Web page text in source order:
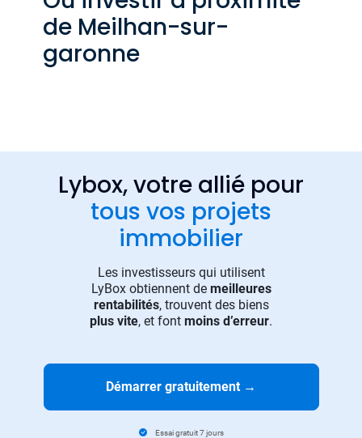
de Meilhan-sur-
garonne
Lybox, votre allié pour
tous vos projets
immobilier
Les investisseurs qui utilisent
LyBox obtiennent de meilleures
rentabilités, trouvent des biens
plus vite, et font moins d’erreur.
Démarrer gratuitement →
Essai gratuit 7 jours